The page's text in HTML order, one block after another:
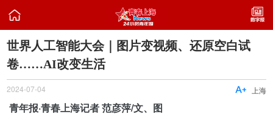

世界人工智能大会｜图片变视频、还原空白试
卷……AI改变生活
2024-07-04 上海

青年报·青春上海记者 范彦萍/文、图